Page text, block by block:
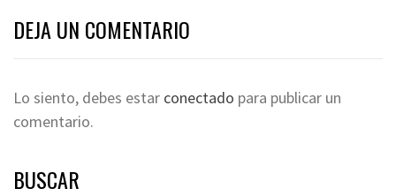
DEJA UN COMENTARIO
Lo siento, debes estar conectado para publicar un
comentario.
BUSCAR